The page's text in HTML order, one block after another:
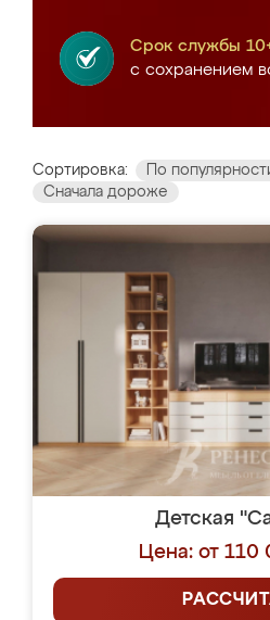
Срок службы
с сохранением
Сортировка: По
Сначала дороже
Детская
Цена: от 110